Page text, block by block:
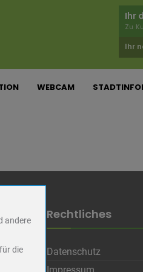
Ihr
Zu
Ihr
WEBCAM
Rechtliches
Datenschutz
andere
die